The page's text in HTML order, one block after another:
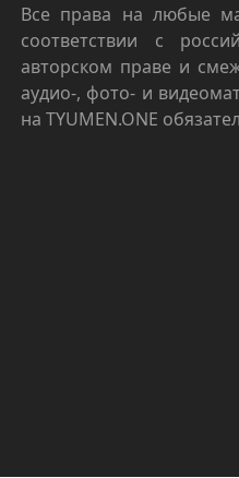
Все права на любые
соответствии с
авторском праве и
аудио-, фото- и
на TYUMEN.ONE